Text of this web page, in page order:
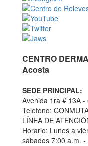
CENTRO
Acosta
SEDE PRINCIPAL:
Avenida 1ra # 13A -
Teléfono:
LÍNEA DE
Horario: Lunes a
sábados 7:00 a.m.